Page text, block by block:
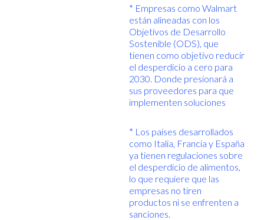
* Empresas como Walmart
están alineadas con los
Objetivos de Desarrollo
Sostenible (ODS), que
tienen como objetivo reducir
el desperdicio a cero para
2030. Donde presionará a
sus proveedores para que
implementen soluciones
* Los países desarrollados
como Italia, Francia y España
ya tienen regulaciones sobre
el desperdicio de alimentos,
lo que requiere que las
empresas no tiren
productos ni se enfrenten a
sanciones.